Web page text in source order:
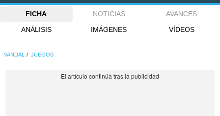
FICHA NOTICIAS
AVANCES
ANÁLISIS
IMÁGENES VÍDEOS
VANDAL JUEGOS